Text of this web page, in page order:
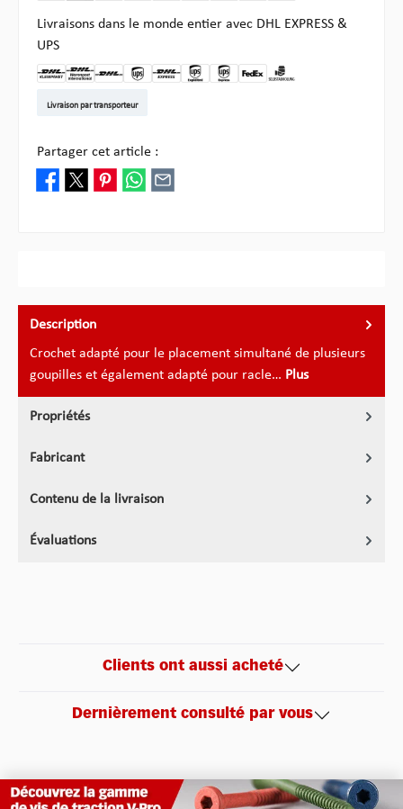
Livraisons dans le monde entier avec DHL EXPRESS &
UPS
Livraison par transporteur
Partager cet article :
Description
Crochet adapté pour le placement simultané de plusieurs
goupilles et également adapté pour racle… Plus
Propriétés
Fabricant
Contenu de la livraison
Évaluations
Clients ont aussi acheté
Dernièrement consulté par vous